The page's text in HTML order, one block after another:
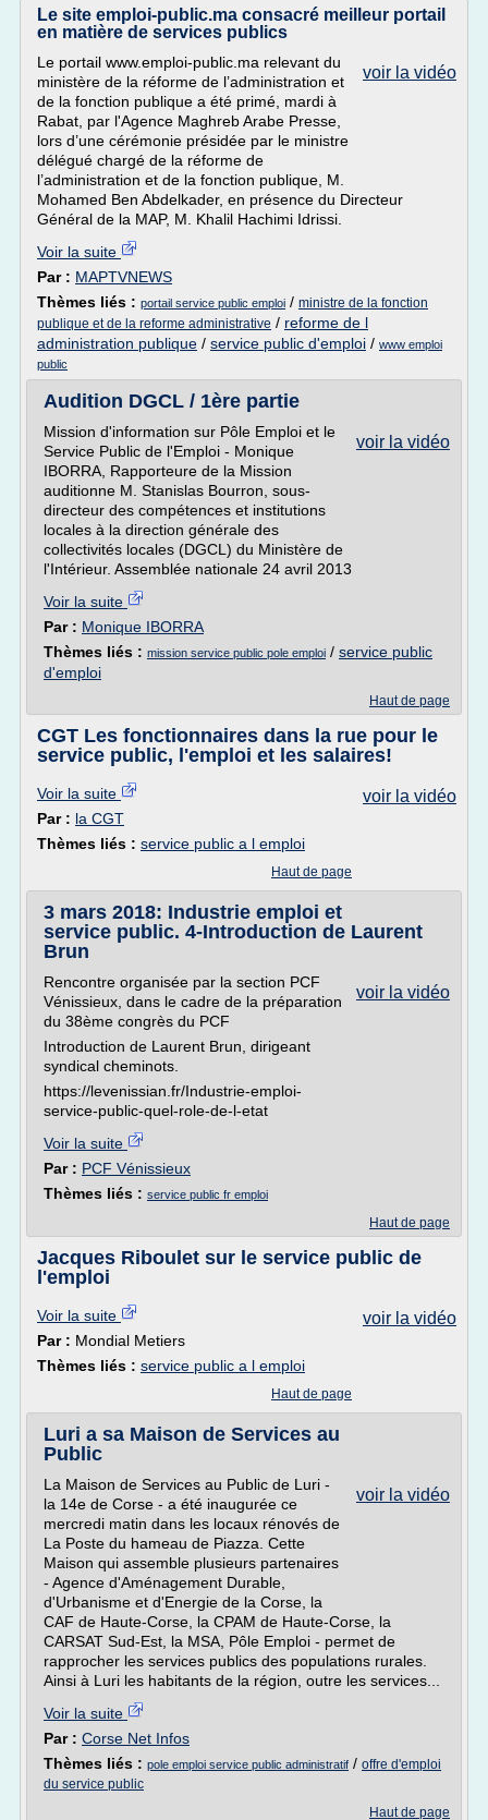
Le site emploi-public.ma consacré meilleur portail
en matière de services publics
voir la vidéo
Le portail www.emploi-public.ma relevant du
ministère de la réforme de l’administration et
de la fonction publique a été primé, mardi à
Rabat, par l'Agence Maghreb Arabe Presse,
lors d’une cérémonie présidée par le ministre
délégué chargé de la réforme de
l’administration et de la fonction publique, M.
Mohamed Ben Abdelkader, en présence du Directeur
Général de la MAP, M. Khalil Hachimi Idrissi.
Voir la suite
Par : MAPTVNEWS
Thèmes liés : portail service public emploi / ministre de la fonction
publique et de la reforme administrative / reforme de l
administration publique / service public d'emploi / www emploi
public
Audition DGCL / 1ère partie
voir la vidéo
Mission d'information sur Pôle Emploi et le
Service Public de l'Emploi - Monique
IBORRA, Rapporteure de la Mission
auditionne M. Stanislas Bourron, sous-
directeur des compétences et institutions
locales à la direction générale des
collectivités locales (DGCL) du Ministère de
l'Intérieur. Assemblée nationale 24 avril 2013
Voir la suite
Par : Monique IBORRA
Thèmes liés : mission service public pole emploi / service public
d'emploi
Haut de page
CGT Les fonctionnaires dans la rue pour le
service public, l'emploi et les salaires!
voir la vidéo
Voir la suite
Par : la CGT
Thèmes liés : service public a l emploi
Haut de page
3 mars 2018: Industrie emploi et
service public. 4-Introduction de Laurent
Brun
voir la vidéo
Rencontre organisée par la section PCF
Vénissieux, dans le cadre de la préparation
du 38ème congrès du PCF
Introduction de Laurent Brun, dirigeant
syndical cheminots.
https://levenissian.fr/Industrie-emploi-
service-public-quel-role-de-l-etat
Voir la suite
Par : PCF Vénissieux
Thèmes liés : service public fr emploi
Haut de page
Jacques Riboulet sur le service public de
l'emploi
voir la vidéo
Voir la suite
Par : Mondial Metiers
Thèmes liés : service public a l emploi
Haut de page
Luri a sa Maison de Services au
Public
voir la vidéo
La Maison de Services au Public de Luri -
la 14e de Corse - a été inaugurée ce
mercredi matin dans les locaux rénovés de
La Poste du hameau de Piazza. Cette
Maison qui assemble plusieurs partenaires
- Agence d'Aménagement Durable,
d'Urbanisme et d'Energie de la Corse, la
CAF de Haute-Corse, la CPAM de Haute-Corse, la
CARSAT Sud-Est, la MSA, Pôle Emploi - permet de
rapprocher les services publics des populations rurales.
Ainsi à Luri les habitants de la région, outre les services...
Voir la suite
Par : Corse Net Infos
Thèmes liés : pole emploi service public administratif / offre d'emploi
du service public
Haut de page